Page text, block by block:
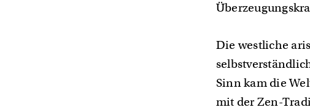
Die westliche
Sinn kam die
mit der Zen-